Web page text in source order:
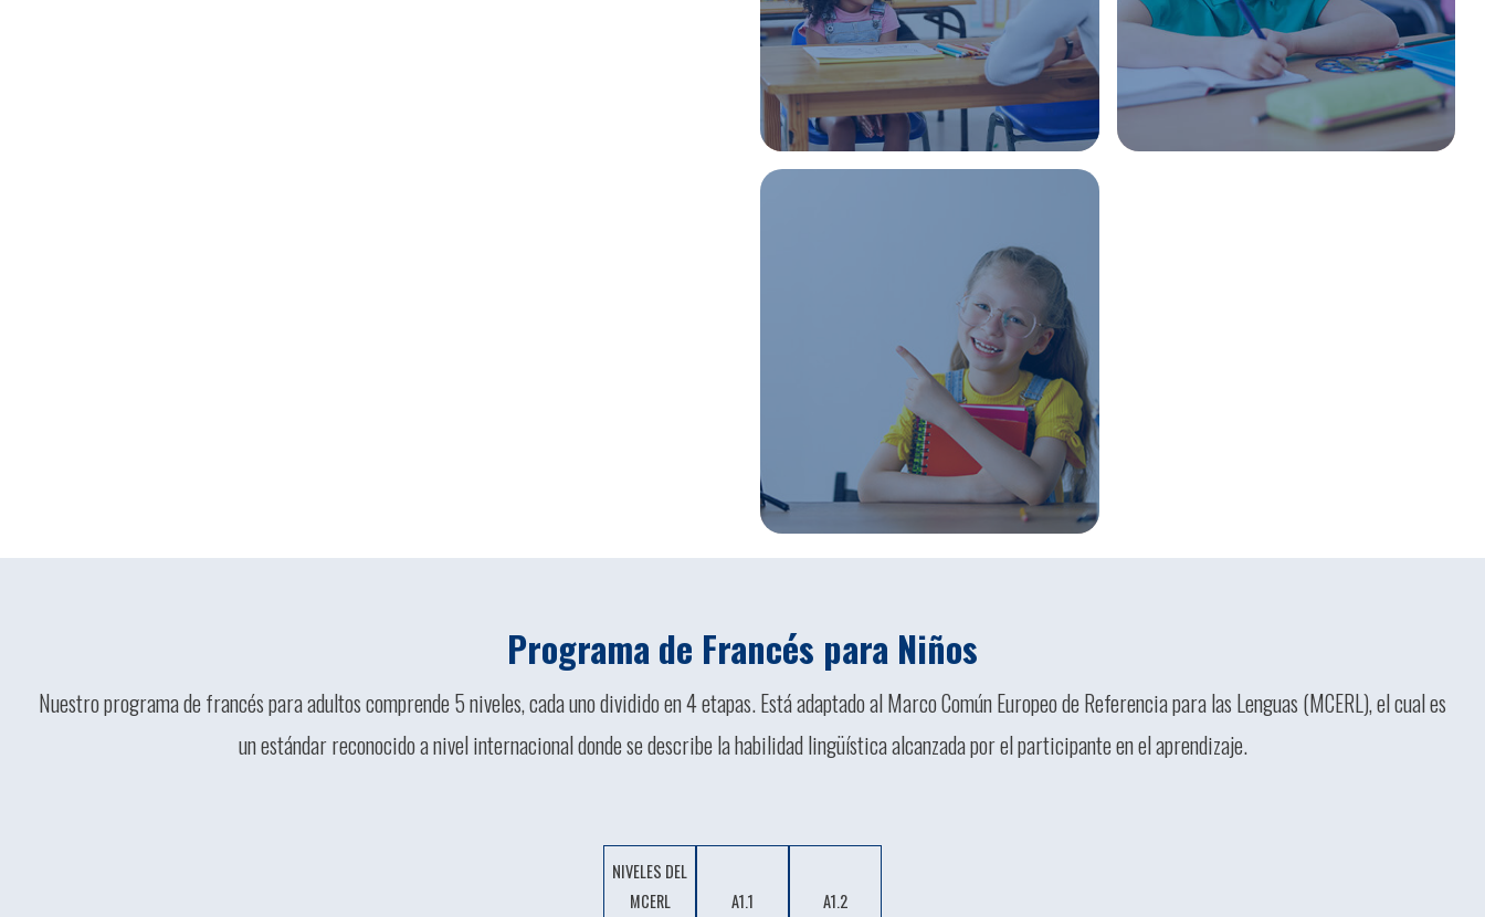
Programa de Francés para Niños
Nuestro programa de francés para adultos comprende 5 niveles, cada uno dividido en 4 etapas. Está adaptado al Marco Común Europeo de Referencia para las Lenguas (MCERL), el cual es
un estándar reconocido a nivel internacional donde se describe la habilidad lingüística alcanzada por el participante en el aprendizaje.
NIVELES DEL
MCERL
A1.1 A1.2